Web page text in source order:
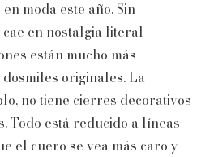
moda este año. Sin
en nostalgia literal
están mucho más
originales. La
no tiene cierres decorativos
Todo está reducido a líneas
el cuero se vea más caro y